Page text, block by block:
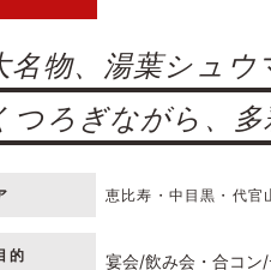
名物、湯葉シュ
つろぎながら、
恵比寿・中目黒・代官
的 宴会 飲み会・合コン